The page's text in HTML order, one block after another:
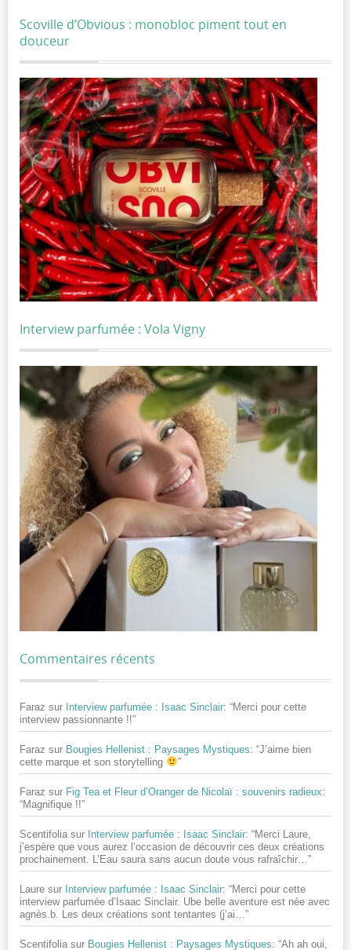
Scoville d’Obvious : monobloc piment tout en
douceur
Interview parfumée : Vola Vigny
Commentaires récents
Faraz sur Interview parfumée : Isaac Sinclair: “Merci pour cette
interview passionnante !!”
Faraz sur Bougies Hellenist : Paysages Mystiques: “J’aime bien
cette marque et son storytelling
”
Faraz sur Fig Tea et Fleur d’Oranger de Nicolaï : souvenirs radieux:
“Magnifique !!”
Scentifolia sur Interview parfumée : Isaac Sinclair: “Merci Laure,
j’espère que vous aurez l’occasion de découvrir ces deux créations
prochainement. L’Eau saura sans aucun doute vous rafraîchir… ”
Laure sur Interview parfumée : Isaac Sinclair: “Merci pour cette
interview parfumée d’Isaac Sinclair. Ube belle aventure est née avec
agnès.b. Les deux créations sont tentantes (j’ai…”
Scentifolia sur Bougies Hellenist : Paysages Mystiques: “Ah ah oui,